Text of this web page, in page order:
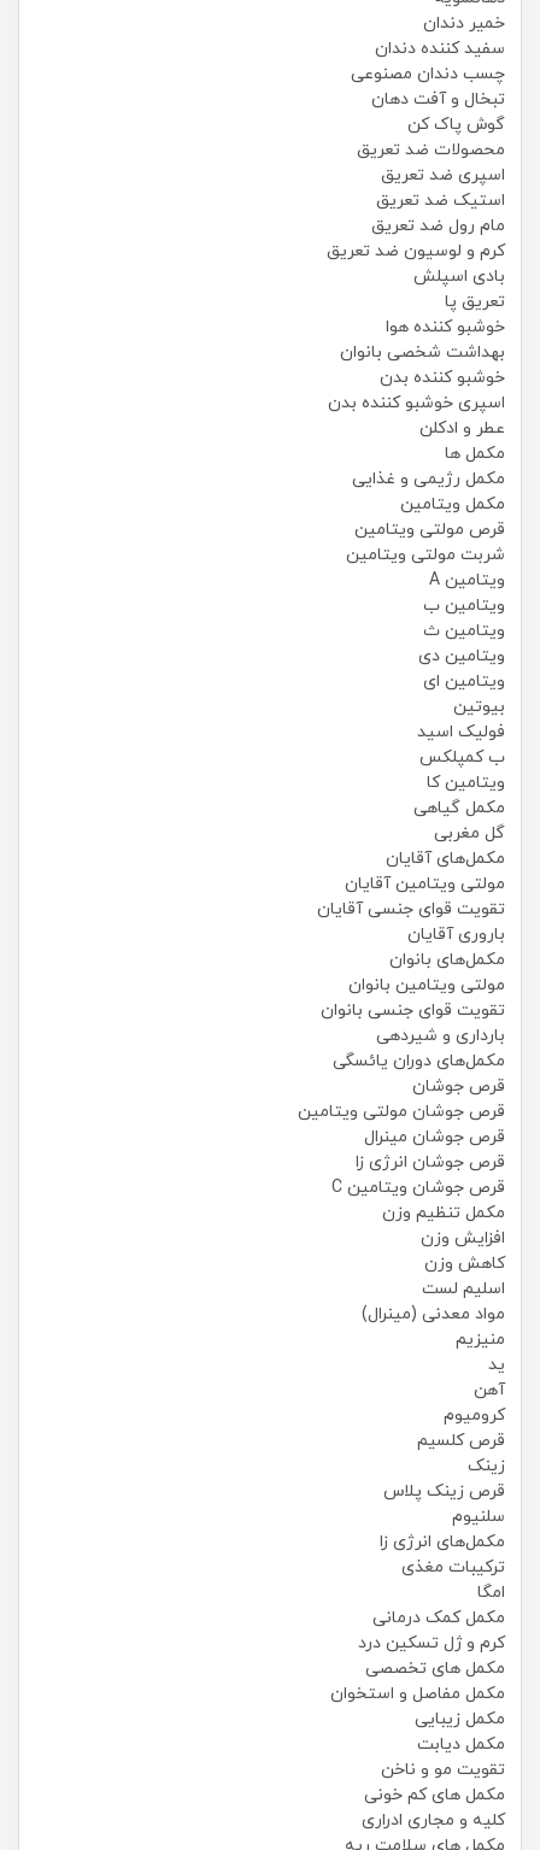
خمیر دندان
سفید کننده دندان
چسب دندان مصنوعی
تبخال و آفت دهان
گوش پاک کن
محصولات ضد تعریق
اسپری ضد تعریق
استیک ضد تعریق
مام رول ضد تعریق
کرم و لوسیون ضد تعریق
بادی اسپلش
تعریق پا
خوشبو کننده هوا
بهداشت شخصی بانوان
خوشبو کننده بدن
اسپری خوشبو کننده بدن
عطر و ادکلن
مکمل ها
مکمل رژیمی و غذایی
مکمل ویتامین
قرص مولتی ویتامین
شربت مولتی ویتامین
ویتامین A
ویتامین ب
ویتامین ث
ویتامین دی
ویتامین ای
بیوتین
فولیک اسید
ب کمپلکس
ویتامین کا
مکمل گیاهی
گل مغربی
مکمل‌های آقایان
مولتی ویتامین آقایان
تقویت قوای جنسی آقایان
باروری آقایان
مکمل‌های بانوان
مولتی ویتامین بانوان
تقویت قوای جنسی بانوان
بارداری و شیردهی
مکمل‌های دوران یائسگی
قرص جوشان
قرص جوشان مولتی ویتامین
قرص جوشان مینرال
قرص جوشان انرژی زا
قرص جوشان ویتامین C
مکمل تنظیم وزن
افزایش وزن
کاهش وزن
اسلیم لست
مواد معدنی (مینرال)
منیزیم
ید
آهن
کرومیوم
قرص کلسیم
زینک
قرص زینک پلاس
سلنیوم
مکمل‌های انرژی زا
ترکیبات مغذی
امگا
مکمل کمک درمانی
کرم و ژل تسکین درد
مکمل های تخصصی
مکمل مفاصل و استخوان
مکمل زیبایی
مکمل دیابت
تقویت مو و ناخن
مکمل های کم خونی
کلیه و مجاری ادراری